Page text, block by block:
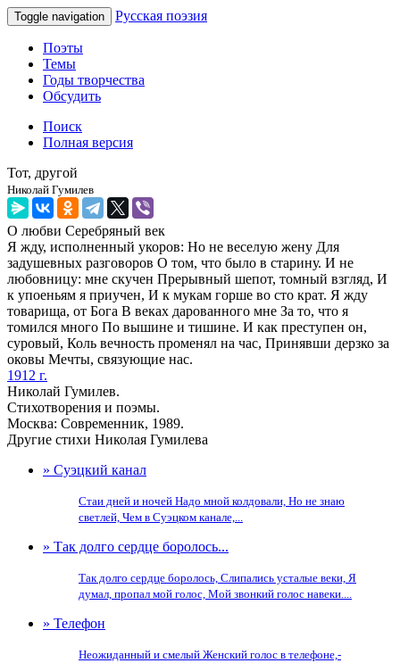
Toggle navigation Русская поэзия
Поэты
Темы
Годы творчества
Обсудить
Поиск
Полная версия
Тот, другой
Николай Гумилев
О любви Серебряный век
Я жду, исполненный укоров: Но не веселую жену Для
задушевных разговоров О том, что было в старину. И не
любовницу: мне скучен Прерывный шепот, томный взгляд, И
к упоеньям я приучен, И к мукам горше во сто крат. Я жду
товарища, от Бога В веках дарованного мне За то, что я
томился много По вышине и тишине. И как преступен он,
суровый, Коль вечность променял на час, Принявши дерзко за
оковы Мечты, связующие нас.
1912 г.
Николай Гумилев.
Стихотворения и поэмы.
Москва: Современник, 1989.
Другие стихи Николая Гумилева
» Суэцкий канал
Стаи дней и ночей Надо мной колдовали, Но не знаю
светлей, Чем в Суэцком канале,...
» Так долго сердце боролось...
Так долго сердце боролось, Слипались усталые веки, Я
думал, пропал мой голос, Мой звонкий голос навеки....
» Телефон
Неожиданный и смелый Женский голос в телефоне,-